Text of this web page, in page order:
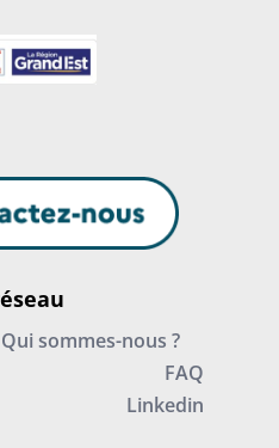
Qui sommes-nous ?
FAQ
Linkedin